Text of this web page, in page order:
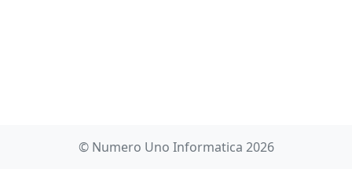
© Numero Uno Informatica 2026